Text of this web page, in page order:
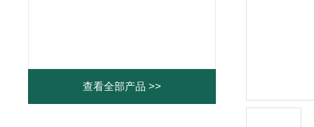
查看全部产品 >>